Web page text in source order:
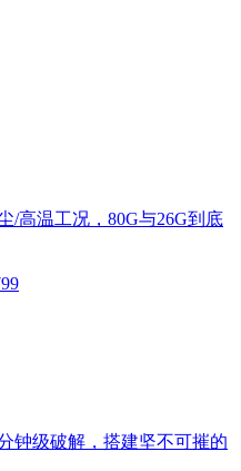
/高温工况，80G与26G到底
钟级破解，搭建坚不可摧的